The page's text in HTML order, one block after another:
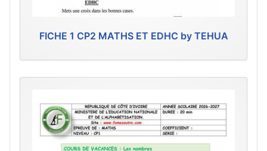
FICHE 1 CP2 MATHS ET EDHC by TEHUA